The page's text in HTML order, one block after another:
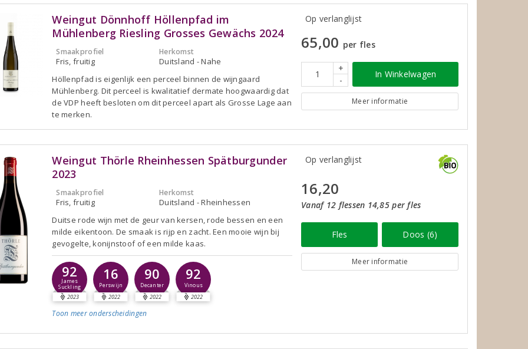
Weingut Dönnhoff Höllenpfad im
Mühlenberg Riesling Grosses Gewächs 2024
Smaakprofiel
Fris, fruitig
Herkomst
Duitsland - Nahe
Höllenpfad is eigenlijk een perceel binnen de wijngaard
Mühlenberg. Dit perceel is kwalitatief dermate hoogwaardig dat
de VDP heeft besloten om dit perceel apart als Grosse Lage aan
te merken.
Op verlanglijst
65,00 per fles
+
-
In Winkelwagen
Meer informatie
Weingut Thörle Rheinhessen Spätburgunder
2023
Smaakprofiel
Fris, fruitig
Herkomst
Duitsland - Rheinhessen
Duitse rode wijn met de geur van kersen, rode bessen en een
milde eikentoon. De smaak is rijp en zacht. Een mooie wijn bij
gevogelte, konijnstoof of een milde kaas.
92
James
Suckling
2023
16
Perswijn
2022
90
Decanter
2022
92
Vinous
2022
Toon meeronderscheidingen
Op verlanglijst
16,20
Vanaf 12 flessen 14,85 per fles
Fles Doos (6)
Meer informatie